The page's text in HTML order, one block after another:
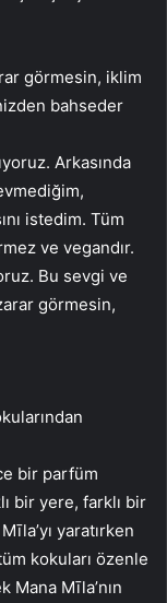
görmesin, iklim
bahseder
Arkasında
istedim. Tüm
ve vegandır.
Bu sevgi ve
görmesin,
bir parfüm
bir yere, farklı bir
yaratırken
kokuları özenle
Mana Mīla’nın